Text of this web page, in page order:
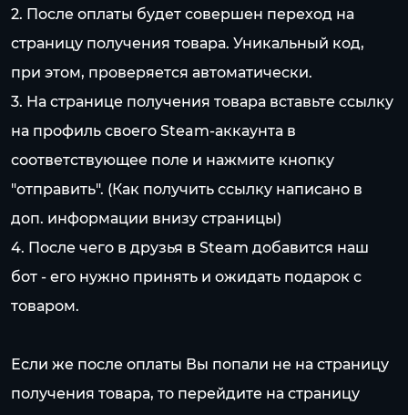
2. После оплаты будет совершен переход на
страницу получения товара. Уникальный код,
при этом, проверяется автоматически.
3. На странице получения товара вставьте ссылку
на профиль своего Steam-аккаунта в
соответствующее поле и нажмите кнопку
"отправить". (Как получить ссылку написано в
доп. информации внизу страницы)
4. После чего в друзья в Steam добавится наш
бот - его нужно принять и ожидать подарок с
товаром.
Если же после оплаты Вы попали не на страницу
получения товара, то перейдите на страницу